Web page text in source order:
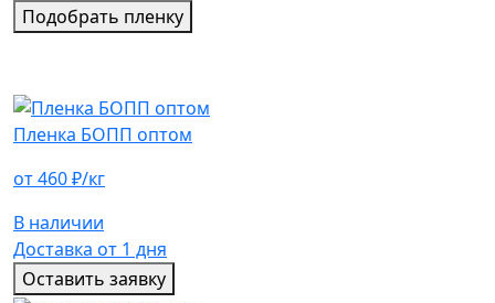
Подобрать пленку
Пленка БОПП оптом
от 460 ₽/кг
В наличии
Доставка от 1 дня
Оставить заявку